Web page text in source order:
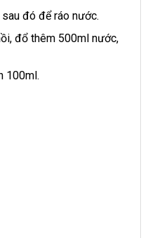
đó để ráo nước.
đổ thêm 500ml nước,
100ml.